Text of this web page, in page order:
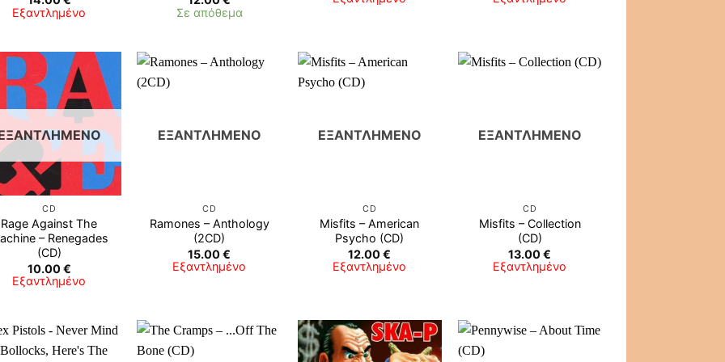
Εξαντλημένο
Σε απόθεμα
CD
Rage Against The
‎– Renegades
(CD)
10.00€
Εξαντλημένο
ΕΞΑΝΤΛΗΜΈΝΟ
CD
Ramones – Anthology
(2CD)
15.00€
Εξαντλημένο
ΕΞΑΝΤΛΗΜΈΝΟ
CD
Misfits – American
Psycho (CD)
12.00€
Εξαντλημένο
ΕΞΑΝΤΛΗΜΈΝΟ
CD
Misfits – Collection
(CD)
13.00€
Εξαντλημένο